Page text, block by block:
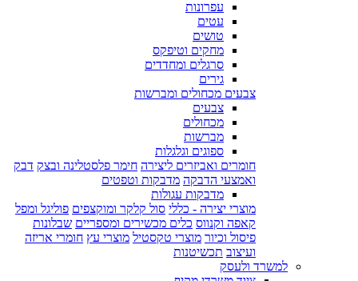
עפרונות
עטים
טושים
מחקים וטיפקס
סרגלים ומחדדים
גירים
צבעים מכחולים ומברשות
צבעים
מכחולים
מברשות
ספוגים וגלגלות
חומרים ואביזרים ליצירה חימר פלסטלינה ובצק דבק
ואמצעי הדבקה מדבקות וטפטים
מדבקות עגולות
מוצרי יצירה - כללי סול קלקר ומוקצפים פוליגל ומפל
קאפה וקנווס כלים מכשירים ומספריים שבלונות
פיסול וכיור מוצרי טקסטיל מוצרי עץ חומרי אריזה
ועיצוב תכשיטנות
למשרד ולעסק